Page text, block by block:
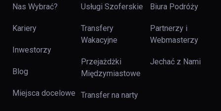
Nas Wybrać?
Kariery
Inwestorzy
Blog
Miejsca docelowe
Usługi Szoferskie
Transfery
Wakacyjne
Przejażdżki
Międzymiastowe
Transfer na narty
Biura Podróży
Partnerzy i
Webmasterzy
Jechać z Nami